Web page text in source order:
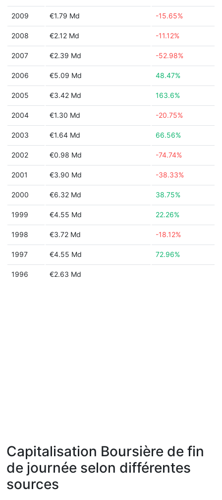
2009 €1.79 Md -15.65%
2008 €2.12 Md -11.12%
2007 €2.39 Md -52.98%
2006 €5.09 Md 48.47%
2005 €3.42 Md 163.6%
2004 €1.30 Md -20.75%
2003 €1.64 Md 66.56%
2002 €0.98 Md -74.74%
2001 €3.90 Md -38.33%
2000 €6.32 Md 38.75%
1999 €4.55 Md 22.26%
1998 €3.72 Md -18.12%
1997 €4.55 Md 72.96%
1996 €2.63 Md
Capitalisation Boursière de fin
de journée selon différentes
sources